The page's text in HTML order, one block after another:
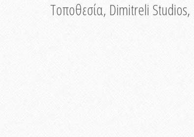
Τοποθεσία, Dimitreli